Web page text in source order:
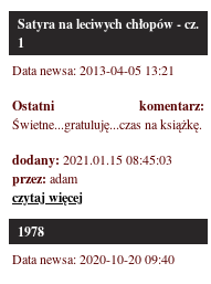
Satyra na leciwych chłopów - cz.
1
Data newsa: 2013-04-05 13:21
Ostatni komentarz:
Świetne...gratuluję...czas na książkę.
dodany: 2021.01.15 08:45:03
przez: adam
czytaj więcej
1978
Data newsa: 2020-10-20 09:40